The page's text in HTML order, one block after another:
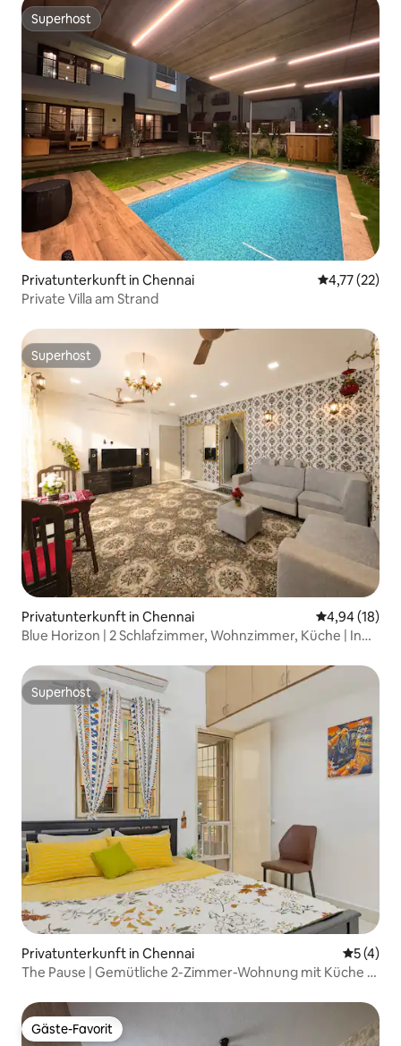
Superhost
Superhost
Privatunterkunft in Chennai
4,77 (22)
Private Villa am Strand
Superhost
Superhost
Privatunterkunft in Chennai
4,94 (18)
Blue Horizon | 2 Schlafzimmer, Wohnzimmer, Küche | In
Superhost
Superhost
Privatunterkunft in Chennai
5 (4)
The Pause | Gemütliche 2-Zimmer-Wohnung mit Küche |
Gäste-Favorit
Gäste-Favorit